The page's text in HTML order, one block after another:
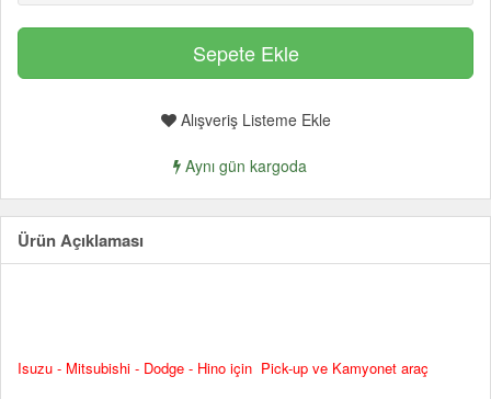
Alışveriş Listeme Ekle
Aynı gün kargoda
Ürün Açıklaması
Isuzu - Mitsubishi - Dodge - Hino için Pick-up ve Kamyonet araç